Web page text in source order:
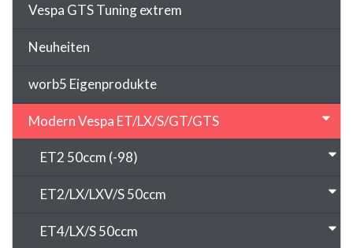
Vespa GTS Tuning extrem
Neuheiten
worb5 Eigenprodukte
Modern Vespa ET/LX/S/GT/GTS
ET2 50ccm (-98)
ET2/LX/LXV/S 50ccm
ET4/LX/S 50ccm